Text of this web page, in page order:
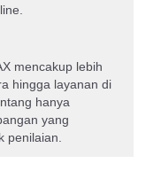
mencakup lebih
hingga layanan di
hanya
yang
penilaian.